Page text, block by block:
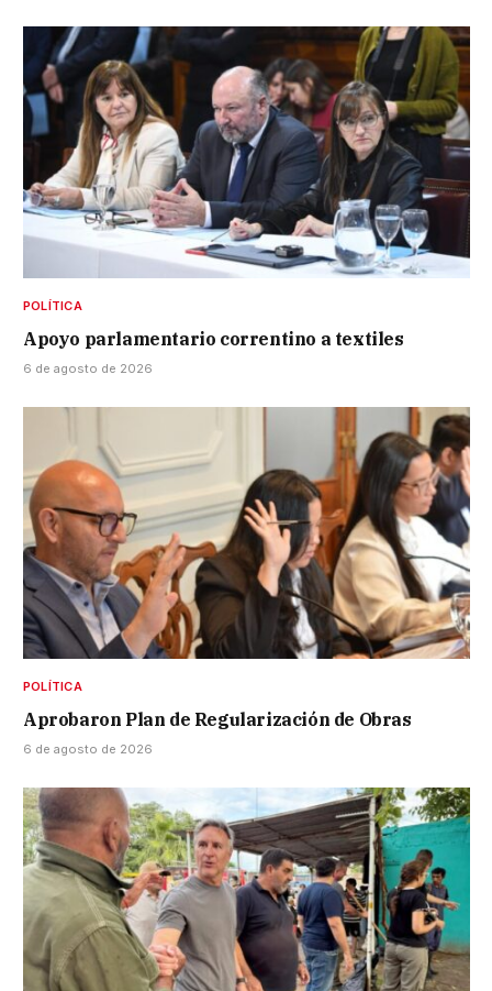
POLÍTICA
Apoyo parlamentario correntino a textiles
6 de agosto de 2026
POLÍTICA
Aprobaron Plan de Regularización de Obras
6 de agosto de 2026